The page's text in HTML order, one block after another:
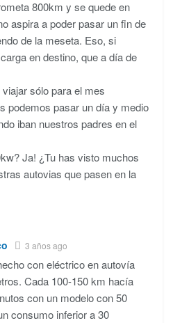
800km y se quede en
aspira a poder pasar un fin de
de la meseta. Eso, si
en destino, que a día de
sólo para el mes
podemos pasar un día y medio
iban nuestros padres en el
Ja! ¿Tu has visto muchos
autovias que pasen en la
3 años ago
con eléctrico en autovía
Cada 100-150 km hacía
con un modelo con 50
consumo inferior a 30